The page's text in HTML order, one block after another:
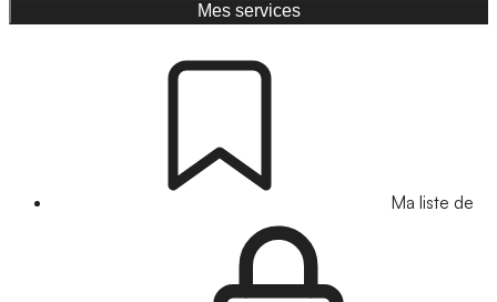
Mes services
Ma liste de